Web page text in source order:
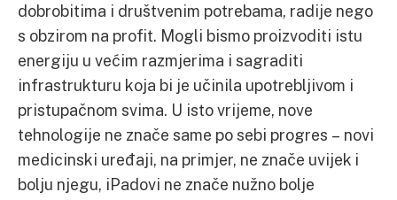
dobrobitima i društvenim potrebama, radije nego
s obzirom na profit. Mogli bismo proizvoditi istu
energiju u većim razmjerima i sagraditi
infrastrukturu koja bi je učinila upotrebljivom i
pristupačnom svima. U isto vrijeme, nove
tehnologije ne znače same po sebi progres – novi
medicinski uređaji, na primjer, ne znače uvijek i
bolju njegu, iPadovi ne znače nužno bolje